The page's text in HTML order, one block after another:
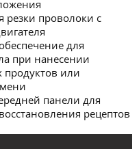
резки проволоки с
для
при нанесении
или
панели для
рецептов